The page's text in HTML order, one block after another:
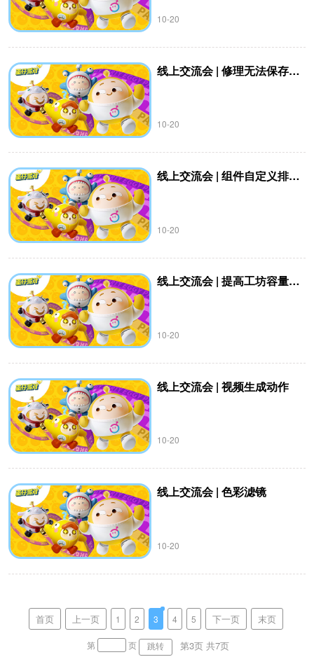
10-20
线上交流会 | 修理无法保存退出、文件损坏、试玩后组件错位？
10-20
线上交流会 | 组件自定义排序？组件收藏夹功能？
10-20
线上交流会 | 提高工坊容量上限
10-20
线上交流会 | 视频生成动作
10-20
线上交流会 | 色彩滤镜
10-20
首页 上一页 1 2 3 4 5 下一页 末页
第 页 跳转 第3页 共7页